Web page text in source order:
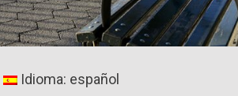
Idioma: español